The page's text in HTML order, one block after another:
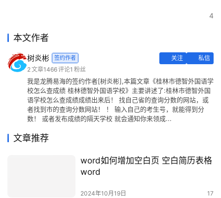
4
本文作者
树炎彬 签约作者 关注
私信
2文章1466评论1 粉丝
我是龙腾易海的签约作者[树炎彬],本篇文章《桂林市德智外国语学
校怎么查成绩 桂林德智外国语学校》主要讲述了:桂林市德智外国
语学校怎么查成绩成绩出来后！ 找自己省的查询分数的网站，或
者找到市的查询分数网站！ ！ 输入自己的考生号，就能得到分
数！ 或者发布成绩的隔天学校 就会通知你来领成...
文章推荐
word如何增加空白页 空白简历表格
word
2024年10月19日 17